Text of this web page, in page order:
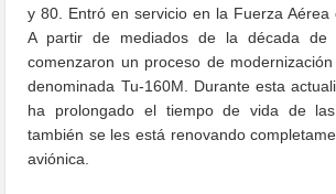
y 80. Entró en servicio en la Fuerza Aérea
A partir de mediados de la década de
comenzaron un proceso de
denominada Tu-160M. Durante esta
ha prolongado el tiempo de vida de
también se les está renovando
aviónica.